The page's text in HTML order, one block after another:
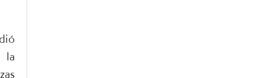
la